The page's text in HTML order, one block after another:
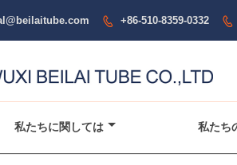
 +86-510-8359-0332 
私たちに関しては 私たち